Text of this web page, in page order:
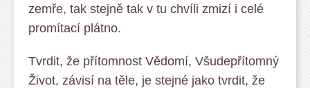
zemře, tak stejně tak v tu chvíli zmizí i celé
promítací plátno.
Tvrdit, že přítomnost Vědomí, Všudepřítomný
Život, závisí na těle, je stejné jako tvrdit, že